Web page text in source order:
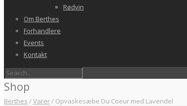
Rødvin
Om Berthes
Forhandlere
Events
Kontakt
Shop
Berthes /Varer/ Opvaskesæbe Du Coeur med Lavendel